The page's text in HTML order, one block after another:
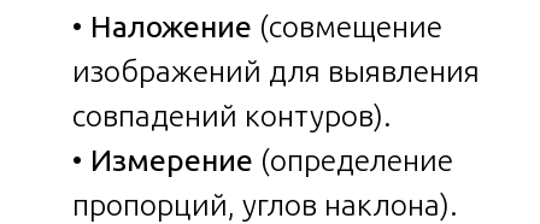
• Наложение (совмещение
изображений для выявления
совпадений контуров).
• Измерение (определение
пропорций, углов наклона).